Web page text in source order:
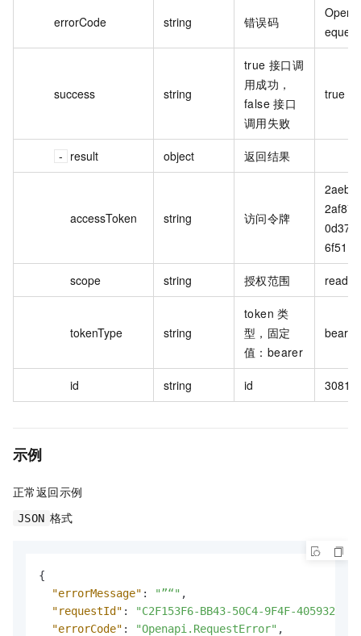
errorCode string 错误码
success string
true 接口调
用成功，
false 接口
调用失败
true
result object 返回结果
accessToken string 访问令牌
6f51
scope string 授权范围
tokenType string
token 类
型，固定
值：bearer
bearer
id string id 30815
示例
正常返回示例
JSON 格式
{
"errorMessage" : "”“" ,
"requestId" :
"C2F153F6-BB43-50C4-9F4F-
"errorCode" : "Openapi.RequestError" ,